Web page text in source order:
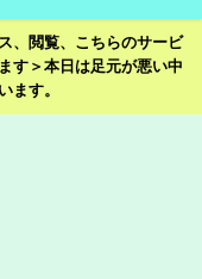
、閲覧、こちらのサービ
す＞本日は足元が悪い中
ます。